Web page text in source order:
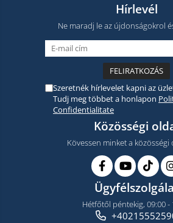
Hírlevél
Ne maradj le az újdonságokrol
Szeretnék hírlevelet kapni az
Tudj meg többet a honlapon
Confidentialitate
Közösségi
Kövessen minket a közösségi
Hétfőtől péntekig, 09:00 -